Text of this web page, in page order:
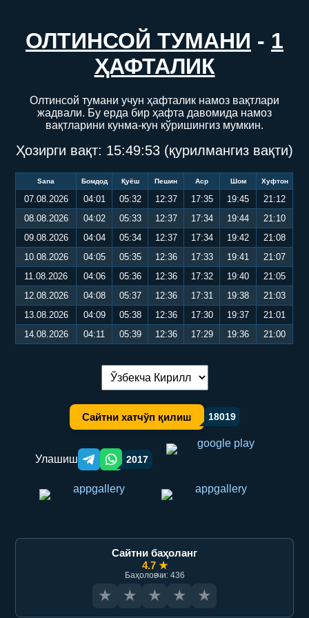
ОЛТИНСОЙ ТУМАНИ - 1
ҲАФТАЛИК
Олтинсой тумани учун ҳафталик намоз вақтлари
жадвали. Бу ерда бир ҳафта давомида намоз
вақтларини кунма-кун кўришингиз мумкин.
Ҳозирги вақт: 15:49:53 (қурилмангиз вақти)
Sana Бомдод Қуёш Пешин Аср Шом Хуфтон
07.08.2026 04:01 05:32 12:37 17:35 19:45
21:12
08.08.2026
04:02 05:33 12:37 17:34 19:44
21:10
09.08.2026
04:04 05:34 12:37 17:34 19:42
21:08
10.08.2026
04:05 05:35 12:36 17:33 19:41
21:07
11.08.2026
04:06 05:36 12:36 17:32 19:40
21:05
12.08.2026
04:08 05:37 12:36 17:31 19:38
21:03
13.08.2026
04:09 05:38 12:36 17:30 19:37
21:01
14.08.2026
04:11 05:39 12:36 17:29 19:36 21:00
Тилни алмаштириш:
Сайтни хатчўп қилиш 18019
Улашиш Telegram orqali ulashish
WhatsApp orqali ulashish
2017
Сайтни баҳоланг
4.7 ★
Баҳоловчи: 436
★ ★ ★ ★ ★